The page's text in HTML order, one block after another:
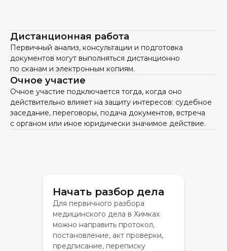
Дистанционная работа
Первичный анализ, консультации и подготовка
документов могут выполняться дистанционно
по сканам и электронным копиям.
Очное участие
Очное участие подключается тогда, когда оно
действительно влияет на защиту интересов: судебное
заседание, переговоры, подача документов, встреча
с органом или иное юридически значимое действие.
Начать разбор дела
Для первичного разбора
медицинского дела в Химках
можно направить протокол,
постановление, акт проверки,
предписание, переписку